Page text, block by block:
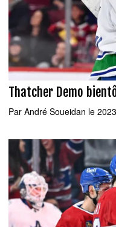
Thatcher Demo
Par André Soueidan le